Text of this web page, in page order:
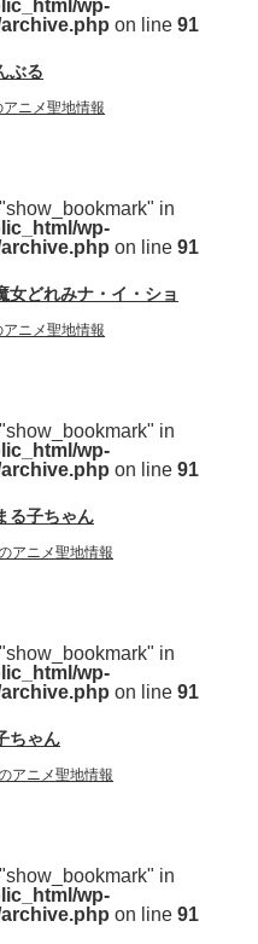
wp-
on line 91
ぶる
ニメ聖地情報
in
wp-
on line 91
女どれみナ・イ・ショ
ニメ聖地情報
in
wp-
on line 91
る子ちゃん
アニメ聖地情報
in
wp-
on line 91
ちゃん
アニメ聖地情報
in
wp-
on line 91